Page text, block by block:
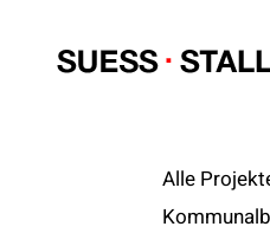
Alle